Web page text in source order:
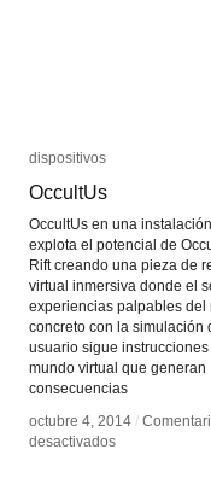
dispositivos
OccultUs
OccultUs en una
explota el potencial de
Rift creando una pieza de
virtual inmersiva donde el
experiencias palpables del
concreto con la simulación
usuario sigue instrucciones
mundo virtual que generan
consecuencias
octubre 4, 2014 /
desactivadosen
dispositivos
OccultUs
octubre 4, 2014 /
desactivadosen